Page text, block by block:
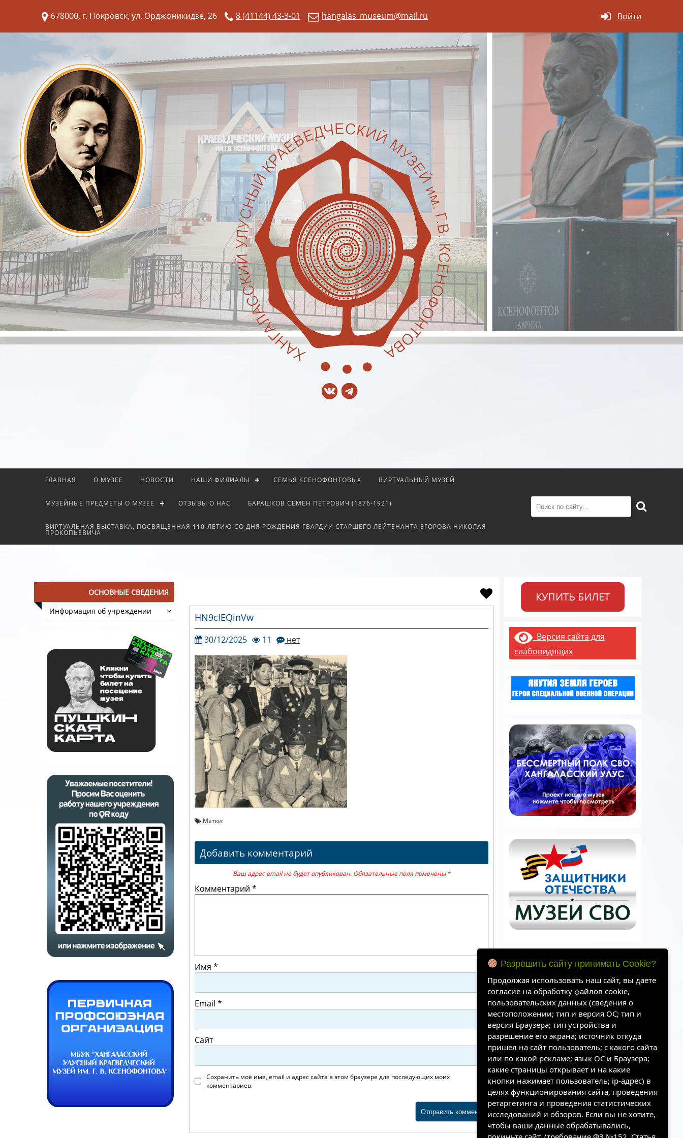
678000, г. Покровск, ул. Орджоникидзе, 26 8 (41144) 43-3-01 hangalas_museum@mail.ru Войти
ГЛАВНАЯ О МУЗЕЕ НОВОСТИ НАШИ ФИЛИАЛЫ СЕМЬЯ КСЕНОФОНТОВЫХ ВИРТУАЛЬНЫЙ МУЗЕЙ
МУЗЕЙНЫЕ ПРЕДМЕТЫ О МУЗЕЕ ОТЗЫВЫ О НАС БАРАШКОВ СЕМЕН ПЕТРОВИЧ (1876-1921)
ВИРТУАЛЬНАЯ ВЫСТАВКА, ПОСВЯЩЕННАЯ 110-ЛЕТИЮ СО ДНЯ РОЖДЕНИЯ ГВАРДИИ СТАРШЕГО ЛЕЙТЕНАНТА ЕГОРОВА НИКОЛАЯ
ПРОКОПЬЕВИЧА
ОСНОВНЫЕ СВЕДЕНИЯ
Информация об учреждении
HN9cIEQinVw
30/12/2025 11 нет
Метки:
Добавить комментарий
Ваш адрес email не будет опубликован. Обязательные поля помечены *
Комментарий *
Имя *
Email *
Сайт
Сохранить моё имя, email и адрес сайта в этом браузере для последующих моих
комментариев.
КУПИТЬ БИЛЕТ
Версия сайта для
слабовидящих
Архивы
Разрешить сайту принимать Cookie?
Продолжая использовать наш сайт, вы даете
согласие на обработку файлов cookie,
пользовательских данных (сведения о
местоположении; тип и версия ОС; тип и
версия Браузера; тип устройства и
разрешение его экрана; источник откуда
пришел на сайт пользователь; с какого сайта
или по какой рекламе; язык ОС и Браузера;
какие страницы открывает и на какие
кнопки нажимает пользователь; ip-адрес) в
целях функционирования сайта, проведения
ретаргетинга и проведения статистических
исследований и обзоров. Если вы не хотите,
чтобы ваши данные обрабатывались,